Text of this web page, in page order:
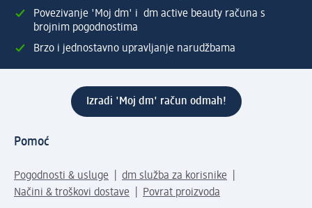
Povezivanje 'Moj dm' i dm active beauty računa s
brojnim pogodnostima
Brzo i jednostavno upravljanje narudžbama
Izradi 'Moj dm' račun odmah!
Pomoć
Pogodnosti & usluge
dm služba za korisnike
Načini & troškovi dostave
Povrat proizvoda